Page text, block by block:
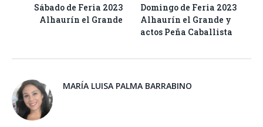
Sábado de Feria 2023
Alhaurín el Grande
Domingo de Feria 2023
Alhaurín el Grande y
actos Peña Caballista
MARÍA LUISA PALMA BARRABINO